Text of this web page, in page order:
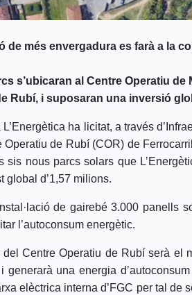
de més envergadura es farà a la
s’ubicaran al Centre Operatiu
Rubí, i suposaran una inversió
L’Energètica ha licitat, a través
Operatiu de Rubí (COR) de
sis nous parcs solars que
global d’1,57 milions.
de gairebé 3.000 panells
l’autoconsum energètic.
Centre Operatiu de Rubí serà el
generarà una energia
elèctrica interna d’FGC per tal